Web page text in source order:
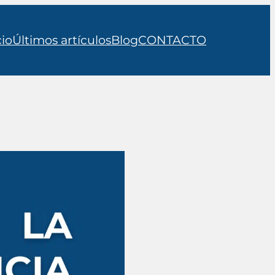
Últimos artículosBlogCONTACTO